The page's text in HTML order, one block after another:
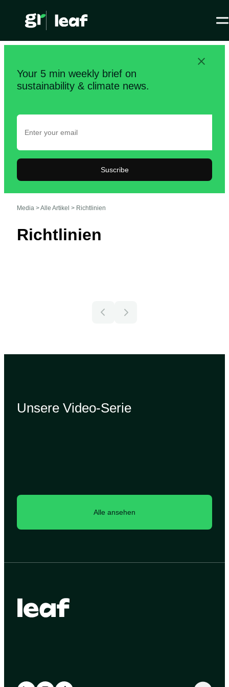
Your 5 min weekly brief on
sustainability & climate news.
Suscribe
Media >Alle Artikel > Richtlinien
Richtlinien
Unsere Video-Serie
Alle ansehen